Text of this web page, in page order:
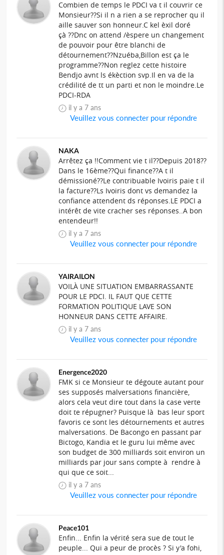
Combien de temps le PDCI va t il couvrir ce
Monsieur??Si il n a rien a se reprocher qu il
aille sauver son honneur.C kel èxil doré
çà ??Dnc on attend /èspere un changement
de pouvoir pour être blanchi de
détournement??Nzuéba,Billon est ça le
programme??Non reglez cette histoire
Bendjo avnt ls ékèction svp.Il en va de la
crédilité de tt un parti et non le moindre.Le
PDCI-RDA
il y a 7 ans
Veuillez vous connecter pour répondre
NAKA
Arrêtez ça !!Comment vie t il??Depuis 2018??
Dans le 16ème??Qui finance??A t il
démissioné??Le contribuable Ivoiris paie t il
la facture??Ls Ivoiris dont vs demandez la
confiance attendent ds réponses.LE PDCI a
intérêt de vite cracher ses réponses..A bon
entendeur!!
il y a 7 ans
Veuillez vous connecter pour répondre
YAIRAILON
VOILÀ UNE SITUATION EMBARRASSANTE
POUR LE PDCI. IL FAUT QUE CETTE
FORMATION POLITIQUE LAVE SON
HONNEUR DANS CETTE AFFAIRE.
il y a 7 ans
Veuillez vous connecter pour répondre
Energence2020
FMK si ce Monsieur te dégoute autant pour
ses supposés malversations financière,
alors cela veut dire tout dans la case verte
doit te répugner? Puisque là bas leur sport
favoris ce sont les détournements et autres
malversations. De Bacongo en passant par
Bictogo, Kandia et le guru lui même avec
son budget de 300 milliards soit environ un
milliards par jour sans compte à rendre à
qui que ce soit...
il y a 7 ans
Veuillez vous connecter pour répondre
Peace101
Enfin... Enfin la vérité sera sue de tout le
peuple... Qui a peur de procès ? Si y'a fohi,